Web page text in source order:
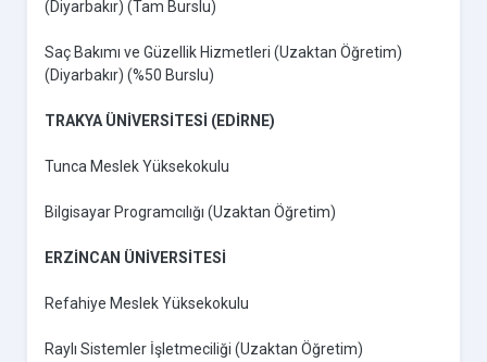
(Diyarbakır) (Tam Burslu)
Saç Bakımı ve Güzellik Hizmetleri (Uzaktan Öğretim)
(Diyarbakır) (%50 Burslu)
TRAKYA ÜNİVERSİTESİ (EDİRNE)
Tunca Meslek Yüksekokulu
Bilgisayar Programcılığı (Uzaktan Öğretim)
ERZİNCAN ÜNİVERSİTESİ
Refahiye Meslek Yüksekokulu
Raylı Sistemler İşletmeciliği (Uzaktan Öğretim)